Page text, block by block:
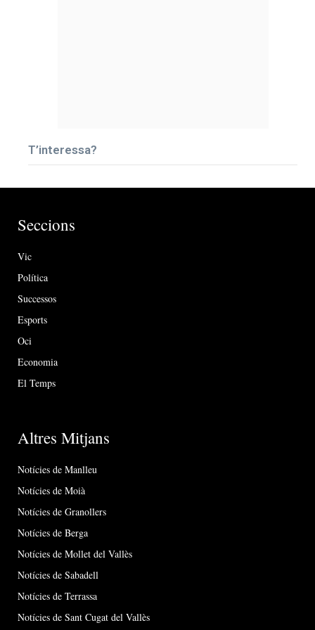
T’interessa?
Seccions
Vic
Política
Successos
Esports
Oci
Economia
El Temps
Altres Mitjans
Notícies de Manlleu
Notícies de Moià
Notícies de Granollers
Notícies de Berga
Notícies de Mollet del Vallès
Notícies de Sabadell
Notícies de Terrassa
Notícies de Sant Cugat del Vallès